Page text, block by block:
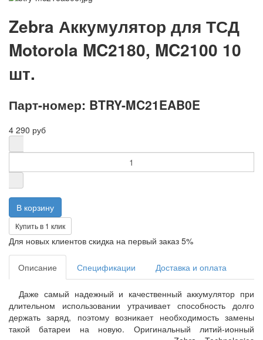
Zebra Аккумулятор для ТСД
Motorola MC2180, MC2100 10
шт.
Парт-номер: BTRY-MC21EAB0E
4 290 руб
Купить в 1 клик
Для новых клиентов скидка на первый заказ 5%
Описание Спецификации Доставка и оплата
Даже самый надежный и качественный аккумулятор при
длительном использовании утрачивает способность долго
держать заряд, поэтому возникает необходимость замены
такой батареи на новую. Оригинальный литий-ионный